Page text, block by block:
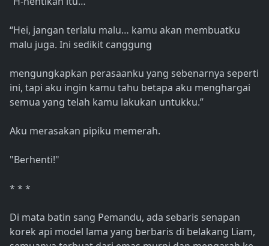
“Hei, jangan terlalu malu… kamu akan membuatku
malu juga. Ini sedikit canggung
mengungkapkan perasaanku yang sebenarnya seperti
ini, tapi aku ingin kamu tahu betapa aku menghargai
semua yang telah kamu lakukan untukku.”
Aku merasakan pipiku memerah.
"Berhenti!"
* * *
Di mata batin sang Pemandu, ada sebaris senapan
korek api model lama yang berbaris di belakang Liam,